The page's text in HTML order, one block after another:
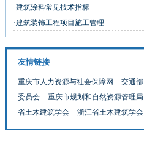
·建筑涂料常见技术指标
·建筑装饰工程项目施工管理
友情链接
重庆市人力资源与社会保障网 交通部
委员会
重庆市规划和自然资源管理局
省土木建筑学会
浙江省土木建筑学会